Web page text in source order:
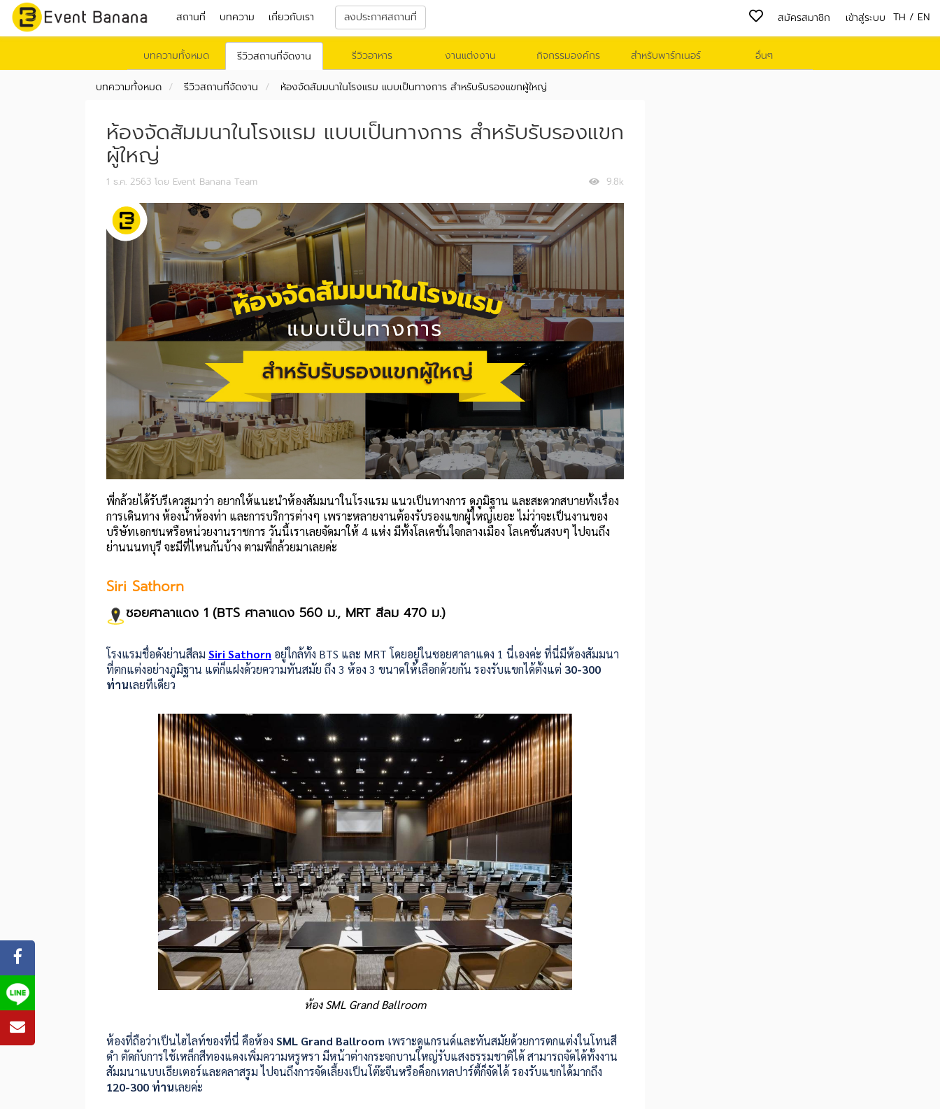
สถานที่ บทความ เกี่ยวกับเรา ลงประกาศสถานที่ TH / EN
สมัครสมาชิก เข้าสู่ระบบ
บทความทั้งหมด รีวิวสถานที่จัดงาน รีวิวอาหาร งานแต่งงาน กิจกรรมองค์กร สำหรับพาร์ทเนอร์ อื่นๆ
บทความทั้งหมด รีวิวสถานที่จัดงาน ห้องจัดสัมมนาในโรงแรม แบบเป็นทางการ สำหรับรับรองแขกผู้ใหญ่
ห้องจัดสัมมนาในโรงแรม แบบเป็นทางการ สำหรับรับรองแขก
ผู้ใหญ่
9.8k
1 ธ.ค. 2563 โดย Event Banana Team
พี่กล้วยได้รับรีเควสมาว่า อยากให้แนะนำห้องสัมมนาในโรงแรม แนวเป็นทางการ ดูภูมิฐาน และสะดวกสบายทั้งเรื่อง
การเดินทาง ห้องน้ำห้องท่า และการบริการต่างๆ เพราะหลายงานต้องรับรองแขกผู้ใหญ่เยอะ ไม่ว่าจะเป็นงานของ
บริษัทเอกชนหรือหน่วยงานราชการ วันนี้เราเลยจัดมาให้ 4 แห่ง มีทั้งโลเคชั่นใจกลางเมือง โลเคชั่นสงบๆ ไปจนถึง
ย่านนนทบุรี จะมีที่ไหนกันบ้าง ตามพี่กล้วยมาเลยค่ะ
Siri Sathorn
ซอยศาลาแดง 1 (BTS ศาลาแดง 560 ม., MRT สีลม 470 ม.)
โรงแรมชื่อดังย่านสีลม Siri Sathorn อยู่ใกล้ทั้ง BTS และ MRT โดยอยู่ในซอยศาลาแดง 1 นี่เองค่ะ ที่นี่มีห้องสัมมนา
ที่ตกแต่งอย่างภูมิฐาน แต่ก็แฝงด้วยความทันสมัย ถึง 3 ห้อง 3 ขนาดให้เลือกด้วยกัน รองรับแขกได้ตั้งแต่ 30-300
ท่านเลยทีเดียว
ห้อง SML Grand Ballroom
ห้องที่ถือว่าเป็นไฮไลท์ของที่นี่ คือห้อง SML Grand Ballroom เพราะดูแกรนด์และทันสมัยด้วยการตกแต่งในโทนสี
ดำ ตัดกับการใช้เหล็กสีทองแดงเพิ่มความหรูหรา มีหน้าต่างกระจกบานใหญ่รับแสงธรรมชาติได้ สามารถจัดได้ทั้งงาน
สัมมนาแบบเธียเตอร์และคลาสรูม ไปจนถึงการจัดเลี้ยงเป็นโต๊ะจีนหรือค็อกเทลปาร์ตี้ก็จัดได้ รองรับแขกได้มากถึง
120-300 ท่านเลยค่ะ